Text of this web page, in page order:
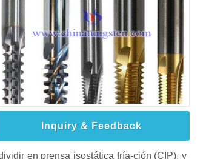
Inquiry & Feedback
en prensa isostática fría-ción (CIP), y